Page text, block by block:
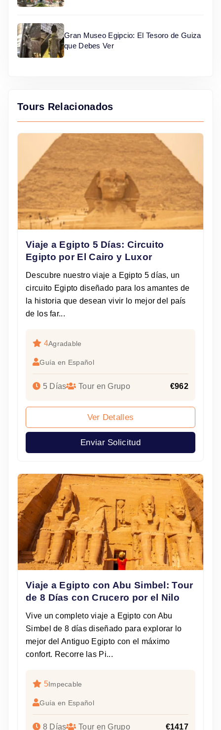
Gran Museo Egipcio: El Tesoro de Guiza
que Debes Ver
Tours Relacionados
Viaje a Egipto 5 Días: Circuito
Egipto por El Cairo y Luxor
Descubre nuestro viaje a Egipto 5 días, un
circuito Egipto diseñado para los amantes de
la historia que desean vivir lo mejor del país
de los far...
4Agradable
Guía en Español
5 Días Tour en Grupo €962
Ver Detalles
Enviar Solicitud
Viaje a Egipto con Abu Simbel: Tour
de 8 Días con Crucero por el Nilo
Vive un completo viaje a Egipto con Abu
Simbel de 8 días diseñado para explorar lo
mejor del Antiguo Egipto con el máximo
confort. Recorre las Pi...
5Impecable
Guía en Español
8 Días Tour en Grupo €1417